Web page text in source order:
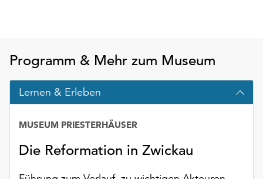
Funktionale
Cookies
werden
auch
Ihr
weiterhin
Programm & Mehr zum Museum
Lernen & Erleben
Die Reformation in Zwickau
MUSEUM PRIESTERHÄUSER